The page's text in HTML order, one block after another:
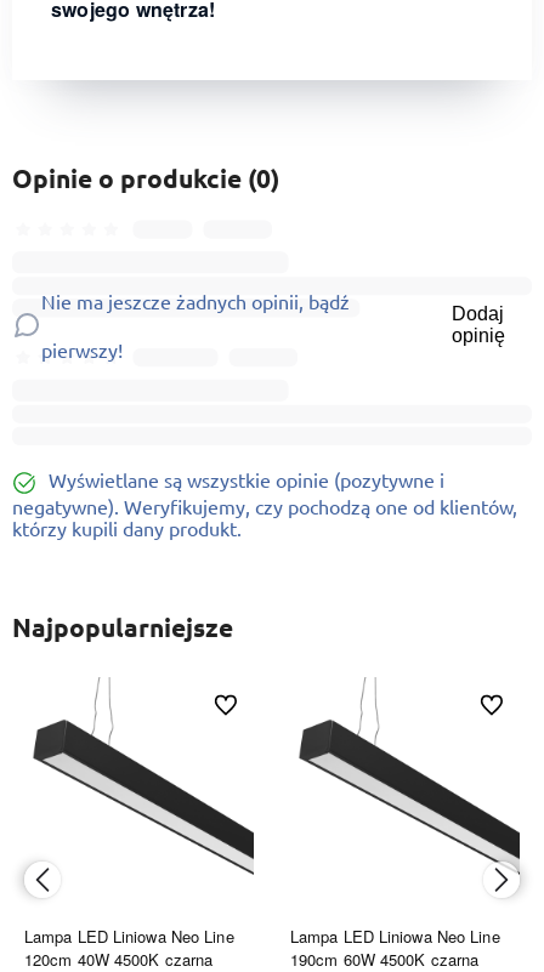
swojego wnętrza!
Opinie o produkcie (0)
Nie ma jeszcze żadnych opinii, bądź
pierwszy!
Dodaj
opinię
Wyświetlane są wszystkie opinie (pozytywne i
negatywne). Weryfikujemy, czy pochodzą one od klientów,
którzy kupili dany produkt.
Najpopularniejsze
Lampa LED Liniowa Neo Line
120cm 40W 4500K czarna
Do ulubionych
Lampa LED Liniowa Neo Line
190cm 60W 4500K czarna
Do